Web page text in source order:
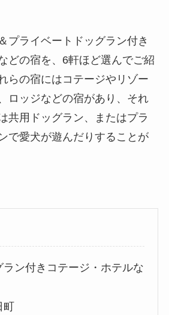
プライベートドッグラン付き
どの宿を、6軒ほど選んでご紹
らの宿にはコテージやリゾー
ロッジなどの宿があり、それ
共用ドッグラン、またはプラ
で愛犬が遊んだりすることが
ラン付きコテージ・ホテルな